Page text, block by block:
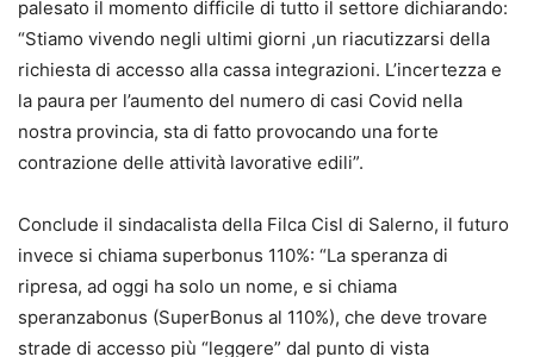
palesato il momento difficile di tutto il settore dichiarando:
“Stiamo vivendo negli ultimi giorni ,un riacutizzarsi della
richiesta di accesso alla cassa integrazioni. L’incertezza e
la paura per l’aumento del numero di casi Covid nella
nostra provincia, sta di fatto provocando una forte
contrazione delle attività lavorative edili”.
Conclude il sindacalista della Filca Cisl di Salerno, il futuro
invece si chiama superbonus 110%: “La speranza di
ripresa, ad oggi ha solo un nome, e si chiama
speranzabonus (SuperBonus al 110%), che deve trovare
strade di accesso più “leggere” dal punto di vista